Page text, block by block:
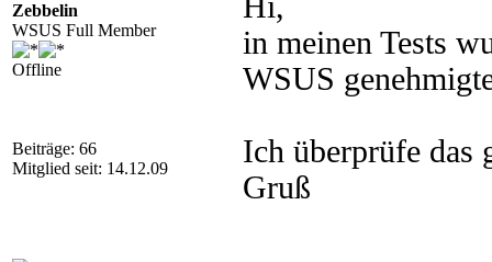
Zebbelin
WSUS Full Member
Offline
Beiträge: 66
Mitglied seit: 14.12.09
in meinen Tests
WSUS
Ich überprüfe das
Gruß